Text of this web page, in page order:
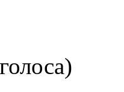
голоса)